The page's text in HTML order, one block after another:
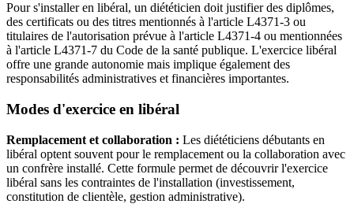
Pour s'installer en libéral, un diététicien doit justifier des diplômes,
des certificats ou des titres mentionnés à l'article L4371-3 ou
titulaires de l'autorisation prévue à l'article L4371-4 ou mentionnées
à l'article L4371-7 du Code de la santé publique. L'exercice libéral
offre une grande autonomie mais implique également des
responsabilités administratives et financières importantes.
Modes d'exercice en libéral
Remplacement et collaboration : Les diététiciens débutants en
libéral optent souvent pour le remplacement ou la collaboration avec
un confrère installé. Cette formule permet de découvrir l'exercice
libéral sans les contraintes de l'installation (investissement,
constitution de clientèle, gestion administrative).